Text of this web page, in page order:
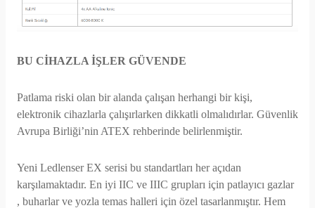
BU CİHAZLA İŞLER GÜVENDE
Patlama riski olan bir alanda çalışan herhangi bir kişi,
elektronik cihazlarla çalışırlarken dikkatli olmalıdırlar. Güvenlik
Avrupa Birliği’nin ATEX rehberinde belirlenmiştir.
Yeni Ledlenser EX serisi bu standartları her açıdan
karşılamaktadır. En iyi IIC ve IIIC grupları için patlayıcı gazlar
, buharlar ve yozla temas halleri için özel tasarlanmıştır. Hem